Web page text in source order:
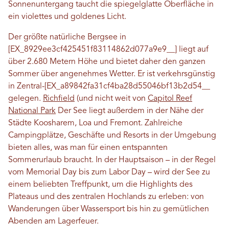
Sonnenuntergang taucht die spiegelglatte Oberfläche in
ein violettes und goldenes Licht.
Der größte natürliche Bergsee in
[EX_8929ee3cf425451f83114862d077a9e9__] liegt auf
über 2.680 Metern Höhe und bietet daher den ganzen
Sommer über angenehmes Wetter. Er ist verkehrsgünstig
in Zentral-[EX_a89842fa31cf4ba28d55046bf13b2d54__
gelegen. Richfield (und nicht weit von Capitol Reef
National Park Der See liegt außerdem in der Nähe der
Städte Koosharem, Loa und Fremont. Zahlreiche
Campingplätze, Geschäfte und Resorts in der Umgebung
bieten alles, was man für einen entspannten
Sommerurlaub braucht. In der Hauptsaison – in der Regel
vom Memorial Day bis zum Labor Day – wird der See zu
einem beliebten Treffpunkt, um die Highlights des
Plateaus und des zentralen Hochlands zu erleben: von
Wanderungen über Wassersport bis hin zu gemütlichen
Abenden am Lagerfeuer.